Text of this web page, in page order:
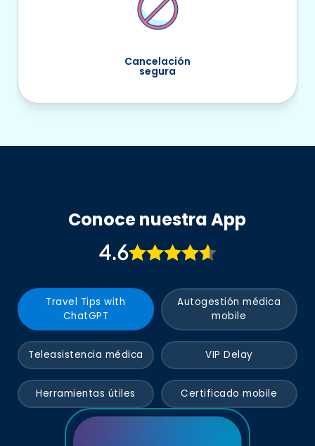
Cancelación
segura
Conoce nuestra App
4.6
Travel Tips with
ChatGPT
Autogestión médica
mobile
Teleasistencia médica VIP Delay
Herramientas útiles Certificado mobile